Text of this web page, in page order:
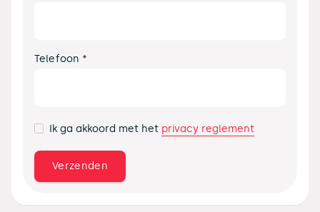
Telefoon *
Ik ga akkoord met het privacy reglement